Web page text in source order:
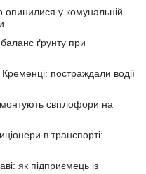
у комунальній
ґрунту при
постраждали водії
світлофори на
в транспорті:
як підприємець із